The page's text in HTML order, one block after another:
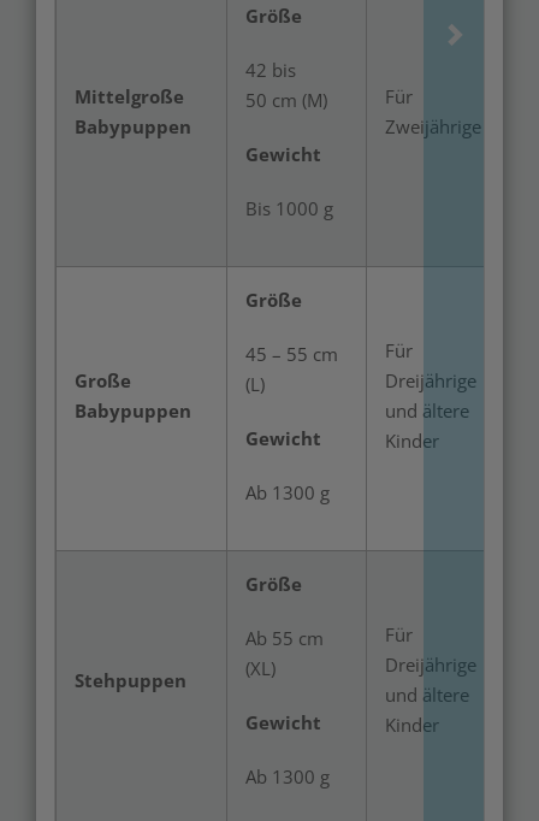
Mittelgroße
Babypuppen
Größe
42 bis
50 cm (M)
Gewicht
Bis 1000 g
Für
Zweijährige
Große
Babypuppen
Größe
45 – 55 cm
(L)
Gewicht
Ab 1300 g
Für
Dreijährige
und ältere
Kinder
Stehpuppen
Größe
Ab 55 cm
(XL)
Gewicht
Ab 1300 g
Für
Dreijährige
und ältere
Kinder